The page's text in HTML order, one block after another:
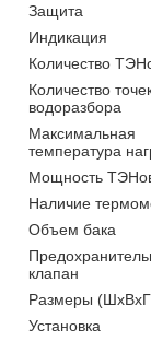
Защита
Индикация
Количество
Количество
водоразбора
Максимальная
температура
Мощность
Наличие
Объем бака
клапан
Размеры
Установка